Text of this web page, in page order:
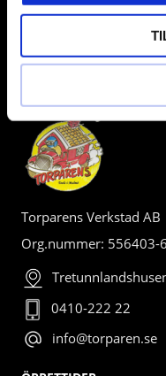
Torparens Verkstad AB
Org.nummer: 556403-
0410-222 22
info@torparen.se